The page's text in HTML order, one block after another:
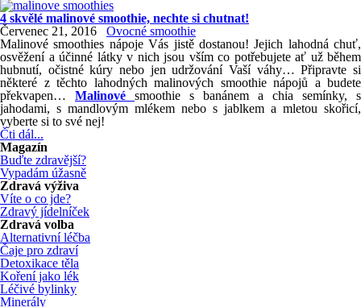
4 skvělé malinové smoothie, nechte si chutnat!
Červenec 21, 2016
Ovocné smoothie
Malinové smoothies nápoje Vás jistě dostanou! Jejich lahodná chuť,
osvěžení a účinné látky v nich jsou vším co potřebujete ať už během
hubnutí, očistné kúry nebo jen udržování Vaší váhy… Připravte si
některé z těchto lahodných malinových smoothie nápojů a budete
překvapen… Malinové smoothie s banánem a chia semínky, s
jahodami, s mandlovým mlékem nebo s jablkem a mletou skořicí,
vyberte si to své nej!
Čti dál...
Magazín
Buďte zdravější?
Vypadám úžasně
Zdravá výživa
Víte o co jde?
Zdravý jídelníček
Zdravá volba
Alternativní léčba
Čaje pro zdraví
Detoxikace těla
Koření jako lék
Léčivé bylinky
Minerály